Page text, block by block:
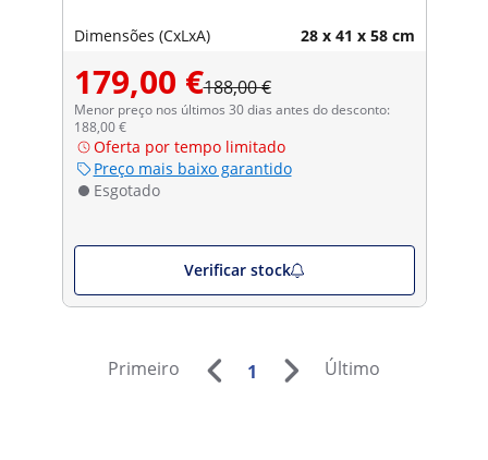
Dimensões (CxLxA) 28 x 41 x 58 cm
179,00 €188,00 €
Menor preço nos últimos 30 dias antes do desconto:
188,00 €
Oferta por tempo limitado
Preço mais baixo garantido
Esgotado
Verificar stock
Primeiro 1 Último